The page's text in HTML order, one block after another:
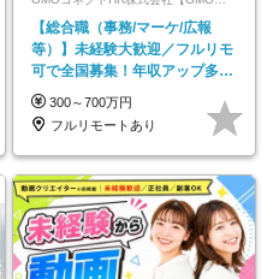
【総合職（事務/マーケ/広報
等）】未経験大歓迎／フルリモ
可で全国募集！年収アップ多数
★年休最大130日★
300～700万円
フルリモートあり